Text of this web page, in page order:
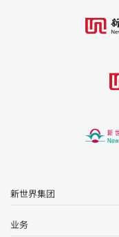
新世界集团
业务